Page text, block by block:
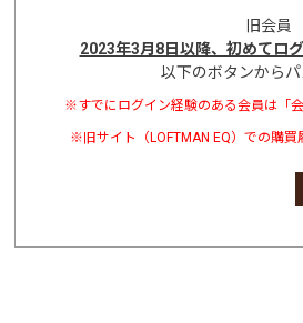
旧会員
2023年3月8日以降、初めてロ
以下のボタンから
※すでにログイン経験のある会員は「
※旧サイト（LOFTMAN EQ）での購買